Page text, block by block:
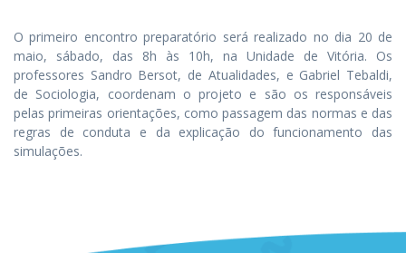
O primeiro encontro preparatório será realizado no dia 20 de
maio, sábado, das 8h às 10h, na Unidade de Vitória. Os
professores Sandro Bersot, de Atualidades, e Gabriel Tebaldi,
de Sociologia, coordenam o projeto e são os responsáveis
pelas primeiras orientações, como passagem das normas e das
regras de conduta e da explicação do funcionamento das
simulações.